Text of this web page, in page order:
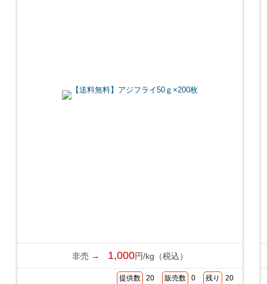
非売 → 1,000円/kg（税込）
提供数 20 販売数 0 残り 20